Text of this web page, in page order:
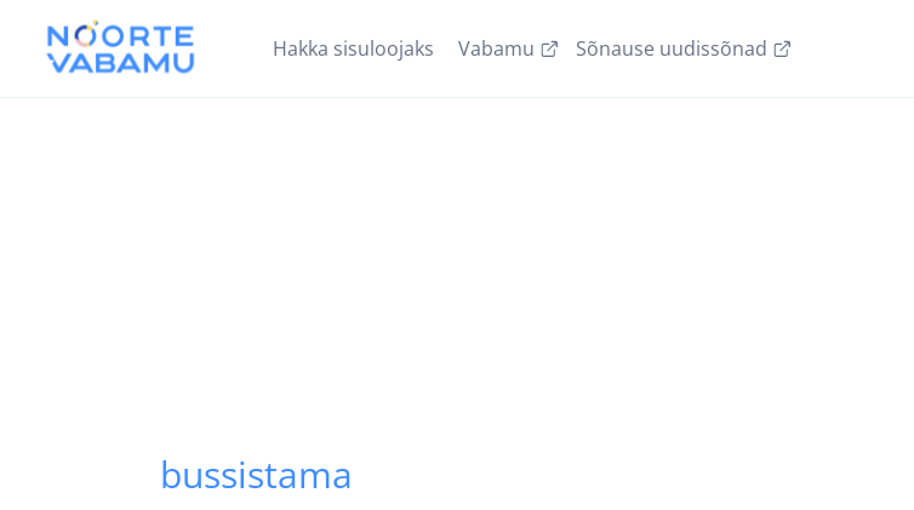
Hakka sisuloojaks Vabamu Sõnause uudissõnad
bussistama